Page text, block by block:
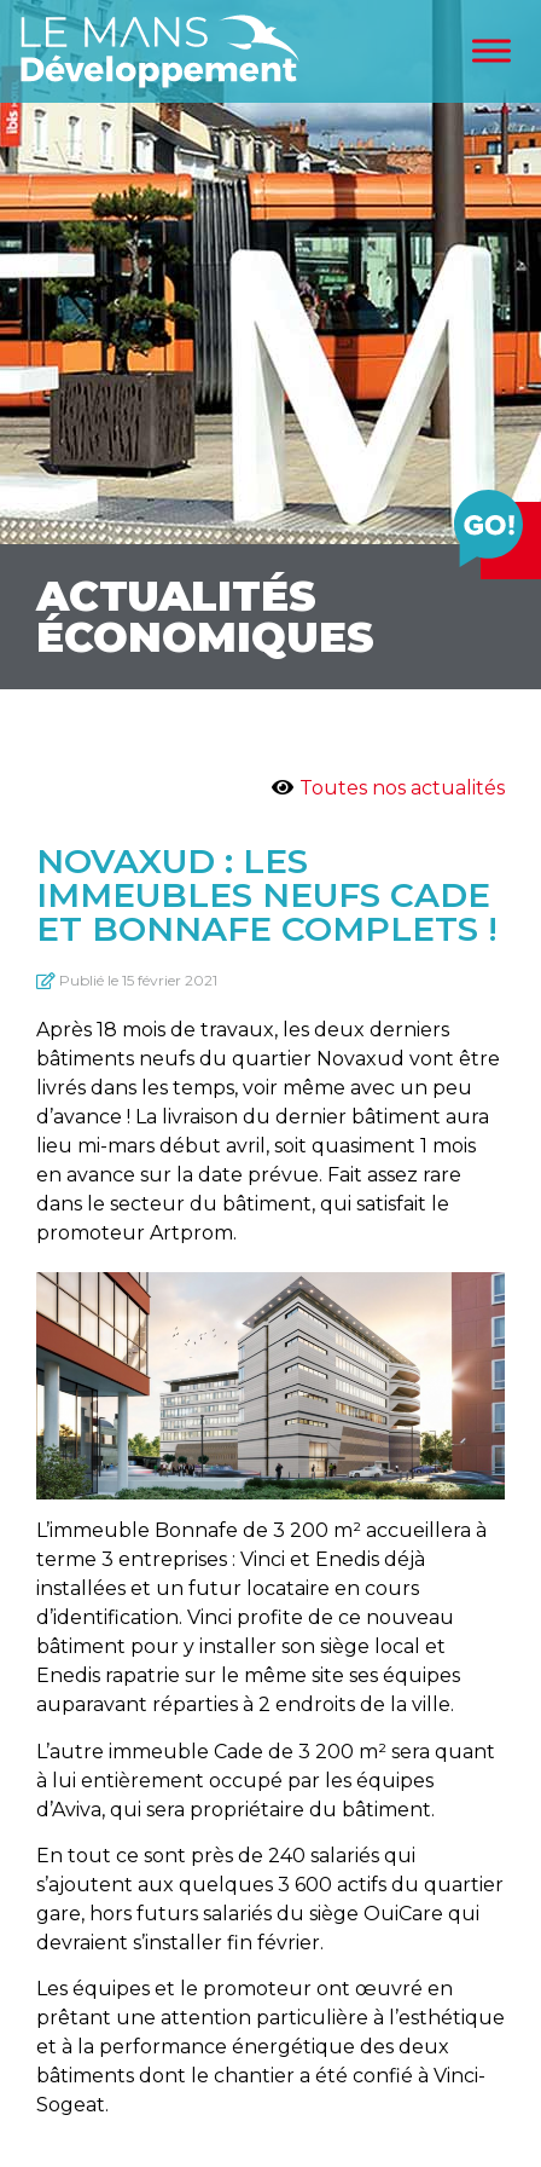
ACTUALITÉS
ÉCONOMIQUES
Toutes nos actualités
NOVAXUD : LES
IMMEUBLES NEUFS CADE
ET BONNAFE COMPLETS !
Publié le 15 février 2021
Après 18 mois de travaux, les deux derniers
bâtiments neufs du quartier Novaxud vont être
livrés dans les temps, voir même avec un peu
d’avance ! La livraison du dernier bâtiment aura
lieu mi-mars début avril, soit quasiment 1 mois
en avance sur la date prévue. Fait assez rare
dans le secteur du bâtiment, qui satisfait le
promoteur Artprom.
L’immeuble Bonnafe de 3 200 m² accueillera à
terme 3 entreprises : Vinci et Enedis déjà
installées et un futur locataire en cours
d’identification. Vinci profite de ce nouveau
bâtiment pour y installer son siège local et
Enedis rapatrie sur le même site ses équipes
auparavant réparties à 2 endroits de la ville.
L’autre immeuble Cade de 3 200 m² sera quant
à lui entièrement occupé par les équipes
d’Aviva, qui sera propriétaire du bâtiment.
En tout ce sont près de 240 salariés qui
s’ajoutent aux quelques 3 600 actifs du quartier
gare, hors futurs salariés du siège OuiCare qui
devraient s’installer fin février.
Les équipes et le promoteur ont œuvré en
prêtant une attention particulière à l’esthétique
et à la performance énergétique des deux
bâtiments dont le chantier a été confié à Vinci-
Sogeat.